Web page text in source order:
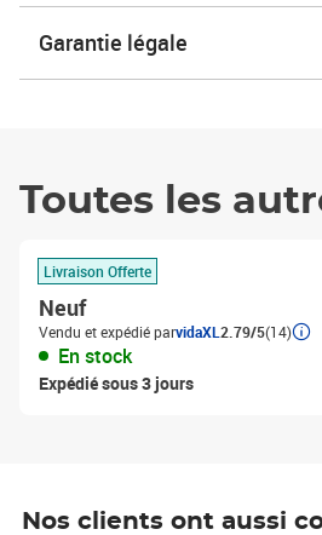
Garantie légale
Toutes les
Livraison Offerte
Neuf
Vendu et expédié parvidaXL 2.79/5(14)
En stock
Expédié sous 3 jours
Nos clients ont aussi